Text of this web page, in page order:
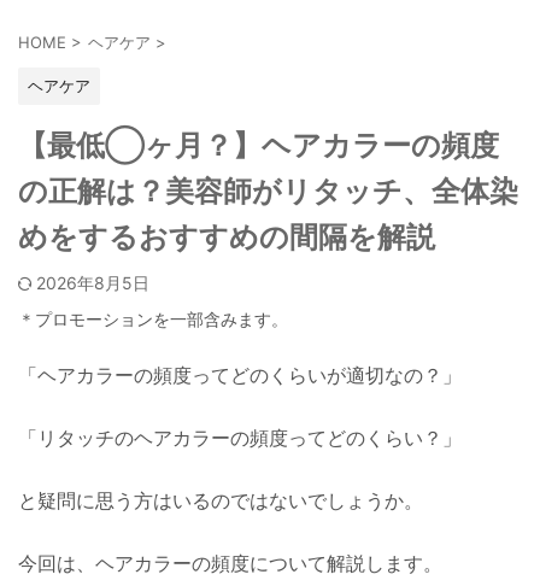
HOME > ヘアケア >
ヘアケア
【最低◯ヶ月？】ヘアカラーの頻度
の正解は？美容師がリタッチ、全体染
めをするおすすめの間隔を解説
2026年8月5日
＊プロモーションを一部含みます。
「ヘアカラーの頻度ってどのくらいが適切なの？」
「リタッチのヘアカラーの頻度ってどのくらい？」
と疑問に思う方はいるのではないでしょうか。
今回は、ヘアカラーの頻度について解説します。